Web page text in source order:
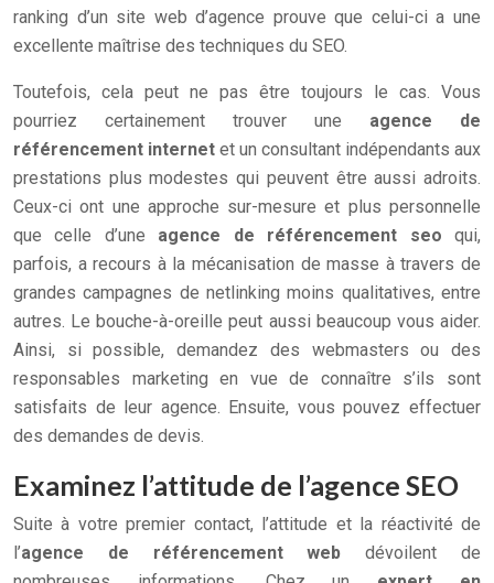
ranking d’un site web d’agence prouve que celui-ci a une
excellente maîtrise des techniques du SEO.
Toutefois, cela peut ne pas être toujours le cas. Vous
pourriez certainement trouver une agence de
référencement internet et un consultant indépendants aux
prestations plus modestes qui peuvent être aussi adroits.
Ceux-ci ont une approche sur-mesure et plus personnelle
que celle d’une agence de référencement seo qui,
parfois, a recours à la mécanisation de masse à travers de
grandes campagnes de netlinking moins qualitatives, entre
autres. Le bouche-à-oreille peut aussi beaucoup vous aider.
Ainsi, si possible, demandez des webmasters ou des
responsables marketing en vue de connaître s’ils sont
satisfaits de leur agence. Ensuite, vous pouvez effectuer
des demandes de devis.
Examinez l’attitude de l’agence SEO
Suite à votre premier contact, l’attitude et la réactivité de
l’agence de référencement webdévoilent de